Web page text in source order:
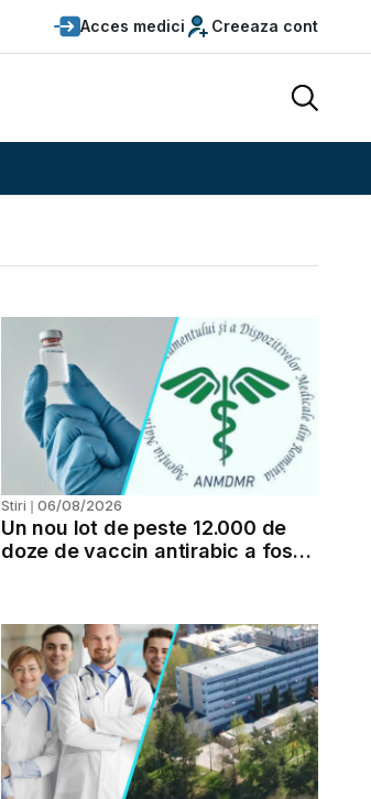
Acces medici Creeaza cont
Stiri ❘ 06/08/2026
Un nou lot de peste 12.000 de
doze de vaccin antirabic a fost